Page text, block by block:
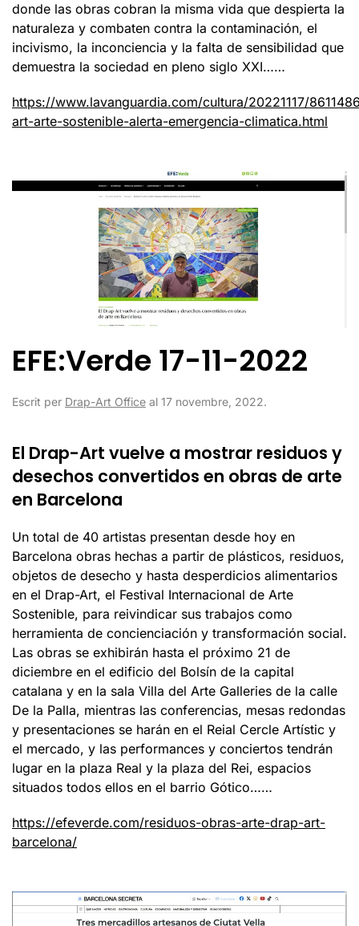
donde las obras cobran la misma vida que despierta la
naturaleza y combaten contra la contaminación, el
incivismo, la inconciencia y la falta de sensibilidad que
demuestra la sociedad en pleno siglo XXI……
https://www.lavanguardia.com/cultura/20221117/
art-arte-sostenible-alerta-emergencia-climatica.html
EFE:Verde 17-11-2022
Escrit per Drap-Art Office al 17 novembre, 2022.
El Drap-Art vuelve a mostrar residuos y
desechos convertidos en obras de arte
en Barcelona
Un total de 40 artistas presentan desde hoy en
Barcelona obras hechas a partir de plásticos, residuos,
objetos de desecho y hasta desperdicios alimentarios
en el Drap-Art, el Festival Internacional de Arte
Sostenible, para reivindicar sus trabajos como
herramienta de concienciación y transformación social.
Las obras se exhibirán hasta el próximo 21 de
diciembre en el edificio del Bolsín de la capital
catalana y en la sala Villa del Arte Galleries de la calle
De la Palla, mientras las conferencias, mesas redondas
y presentaciones se harán en el Reial Cercle Artístic y
el mercado, y las performances y conciertos tendrán
lugar en la plaza Real y la plaza del Rei, espacios
situados todos ellos en el barrio Gótico……
https://efeverde.com/residuos-obras-arte-drap-art-
barcelona/